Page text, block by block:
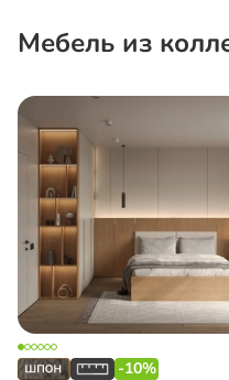
Мебель из
-10%